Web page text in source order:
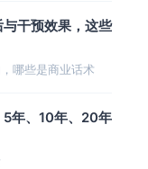
干预效果，这些
哪些是商业话术
5年、10年、20年